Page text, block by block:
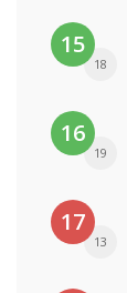
15
18
16
19
17
13